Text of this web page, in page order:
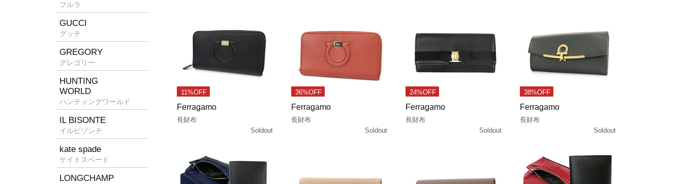
11%OFF
Ferragamo
長財布
Soldout
36%OFF
Ferragamo
長財布
Soldout
24%OFF
Ferragamo
長財布
Soldout
38%OFF
Ferragamo
長財布
Soldout
フルラ
GUCCI
グッチ
GREGORY
グレゴリー
HUNTING
WORLD
ハンティングワールド
IL BISONTE
イルビゾンテ
kate spade
ケイトスペード
LONGCHAMP